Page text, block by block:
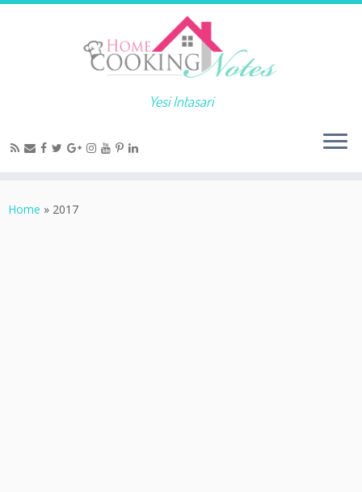
Yesi Intasari
Home » 2017